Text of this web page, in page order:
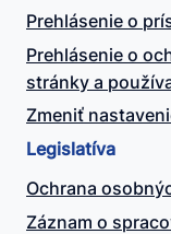
Prehlásenie o
Prehlásenie o
stránky a
Zmeniť
Legislatíva
Ochrana
Záznam o